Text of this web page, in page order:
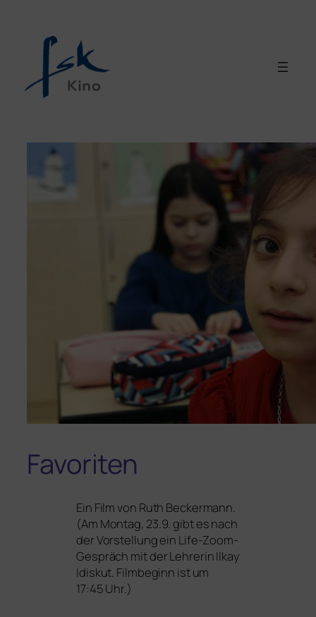
Favoriten
Ein Film von Ruth Beckermann.
(Am Montag, 23.9. gibt es nach
der Vorstellung ein Life-Zoom-
Gespräch mit der Lehrerin Ilkay
Idiskut. Filmbeginn ist um
17:45 Uhr.)